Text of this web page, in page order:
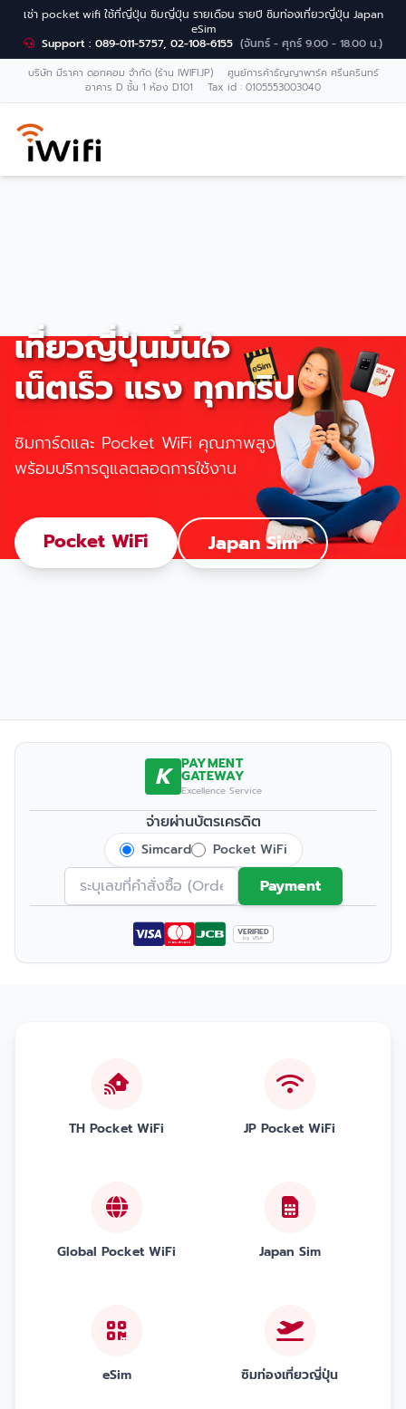
เช่า pocket wifi ใช้ที่ญี่ปุ่น ซิมญี่ปุ่น รายเดือน รายปี ซิมท่องเที่ยวญี่ปุ่น Japan
eSim
Support : 089-011-5757, 02-108-6155 (จันทร์ - ศุกร์ 9.00 - 18.00 น.)
บริษัท มีราคา ดอทคอม จำกัด (ร้าน IWIFI.JP) ศูนย์การค้าธัญญาพาร์ค ศรีนครินทร์
อาคาร D ชั้น 1 ห้อง D101 Tax id : 0105553003040
เที่ยวญี่ปุ่นมั่นใจ
เน็ตเร็ว แรง ทุกทริป
ซิมการ์ดและ Pocket WiFi คุณภาพสูง
พร้อมบริการดูแลตลอดการใช้งาน
Pocket WiFi Japan Sim
K PAYMENT
GATEWAY
Excellence Service
จ่ายผ่านบัตรเครดิต
Simcard Pocket WiFi
Payment
VERIFIED
by VISA
TH Pocket WiFi JP Pocket WiFi
Global Pocket WiFi Japan Sim
eSim ซิมท่องเที่ยวญี่ปุ่น